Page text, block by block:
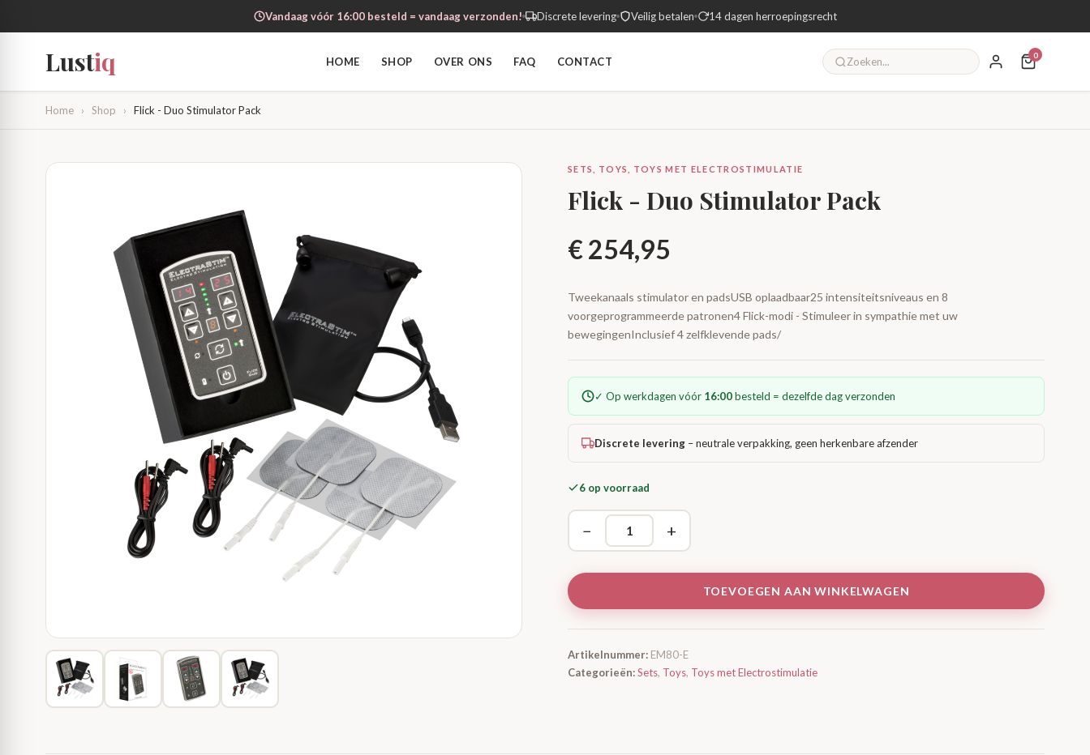
Vandaag vóór 16:00 besteld = vandaag verzonden! Discrete levering Veilig betalen 14 dagen herroepingsrecht
Lustiq HOME SHOP OVER ONS FAQ CONTACT
0
Home › Shop › Flick - Duo Stimulator Pack
SETS, TOYS, TOYS MET ELECTROSTIMULATIE
Flick - Duo Stimulator Pack
€254,95
Tweekanaals stimulator en padsUSB oplaadbaar25 intensiteitsniveaus en 8
voorgeprogrammeerde patronen4 Flick-modi - Stimuleer in sympathie met uw
bewegingenInclusief 4 zelfklevende pads/
✓ Op werkdagen vóór 16:00besteld = dezelfde dag verzonden
Discrete levering – neutrale verpakking, geen herkenbare afzender
6 op voorraad
− +
TOEVOEGEN AAN WINKELWAGEN
Artikelnummer: EM80-E
Categorieën:Sets, Toys, Toys met Electrostimulatie